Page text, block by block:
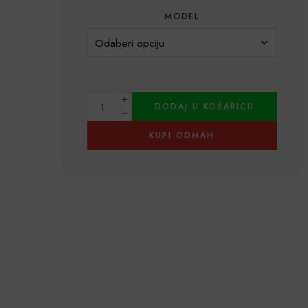
MODEL
DODAJ U KOŠARICU
KUPI ODMAH